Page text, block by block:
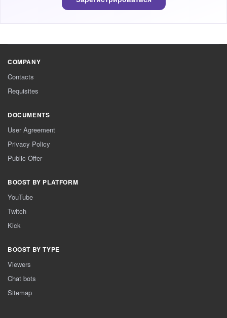
COMPANY
Contacts
Requisites
DOCUMENTS
User Agreement
Privacy Policy
Public Offer
BOOST BY PLATFORM
YouTube
Twitch
Kick
BOOST BY TYPE
Viewers
Chat bots
Sitemap